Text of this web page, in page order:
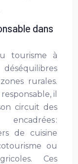
dans
tourisme à
rurales.
il
circuit des
:
de cuisine
ou
Ces